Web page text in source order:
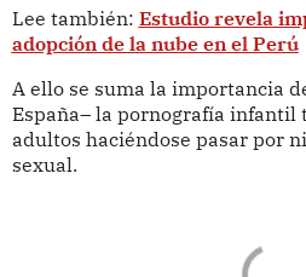
Lee también: Estudio revela
adopción de la nube en el Perú
A ello se suma la importancia
España– la pornografía infantil
adultos haciéndose pasar por
sexual.